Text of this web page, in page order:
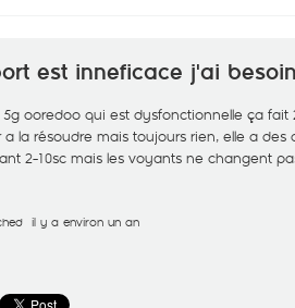
est inneficace j'ai
ooredoo qui est dysfonctionnelle ça
la résoudre mais toujours rien, elle a
2-10sc mais les voyants ne changent
il y a environ un an